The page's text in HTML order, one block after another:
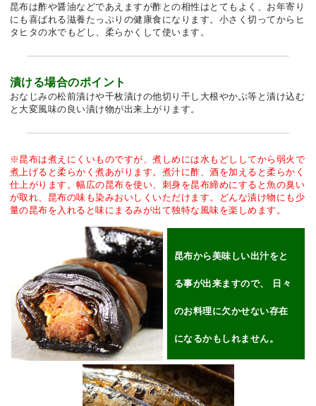
昆布は酢や醤油などであえますが酢との相性はとてもよく、お年寄り
にも喜ばれる滋養たっぷりの健康食になります。小さく切ってからヒ
タヒタの水でもどし、柔らかくして使います。
漬ける場合のポイント
おなじみの松前漬けや千枚漬けの他切り干し大根やかぶ等と漬け込む
と大変風味の良い漬け物が出来上がります。
※昆布は煮えにくいものですが、煮しめには水もどししてから弱火で
煮上げると柔らかく煮あがります。煮汁に酢、酒を加えると柔らかく
仕上がります。幅広の昆布を使い、刺身を昆布締めにすると魚の臭い
が取れ、昆布の味も染みおいしくいただけます。どんな漬け物にも少
量の昆布を入れると味にまるみが出て独特な風味を楽しめます。
昆布から美味しい出汁をと
る事が出来ますので、 日々
のお料理に欠かせない存在
になるかもしれません。